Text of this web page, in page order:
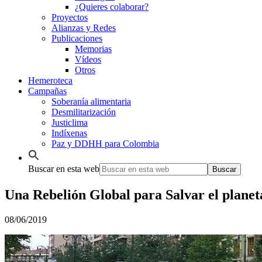
¿Quieres colaborar?
Proyectos
Alianzas y Redes
Publicaciones
Memorias
Vídeos
Otros
Hemeroteca
Campañas
Soberanía alimentaria
Desmilitarización
Justiclima
Indíxenas
Paz y DDHH para Colombia
Buscar en esta web
Una Rebelión Global para Salvar el
08/06/2019